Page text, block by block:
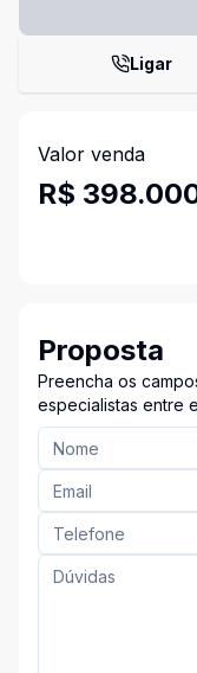
Ligar
Valor venda
R$
Proposta
Preencha os
especialistas entre